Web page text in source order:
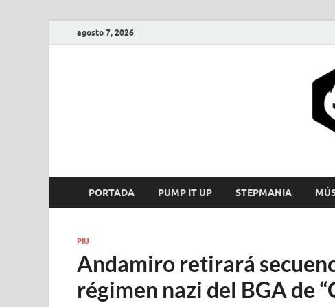
agosto 7, 2026
FIRE GAME
PORTADA PUMP IT UP STEPMANIA
PIU
Andamiro retirará
régimen nazi del BGA de